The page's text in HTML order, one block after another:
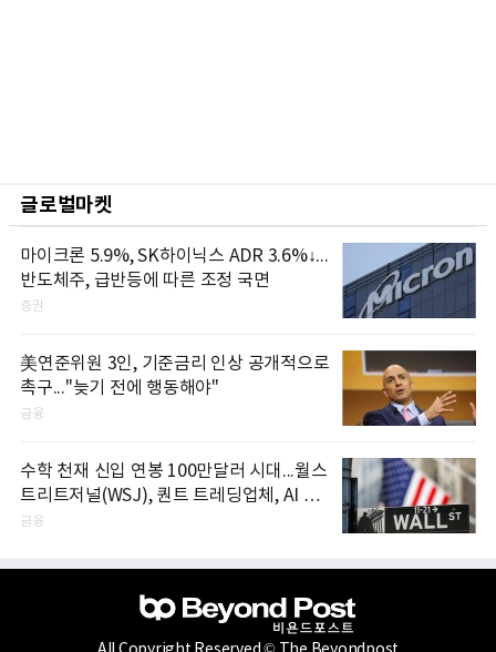
글로벌마켓
마이크론 5.9%, SK하이닉스 ADR 3.6%↓...
반도체주, 급반등에 따른 조정 국면
증권
美연준위원 3인, 기준금리 인상 공개적으로
촉구..."늦기 전에 행동해야"
금융
수학 천재 신입 연봉 100만달러 시대...월스
트리트저널(WSJ), 퀀트 트레딩업체, AI 기
업들 인재 확보 경쟁
금융